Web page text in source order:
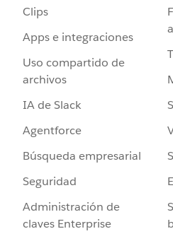
Clips
Apps e integraciones
Uso compartido de
archivos
IA de Slack
Agentforce
Búsqueda empresarial
Seguridad
Administración de
claves Enterprise